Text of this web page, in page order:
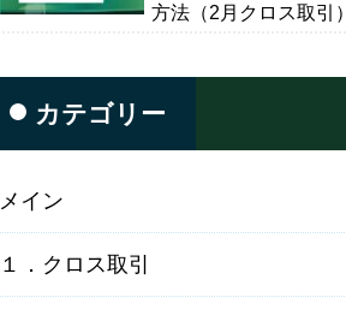
方法（2月クロス取引）
カテゴリー
メイン
１．クロス取引